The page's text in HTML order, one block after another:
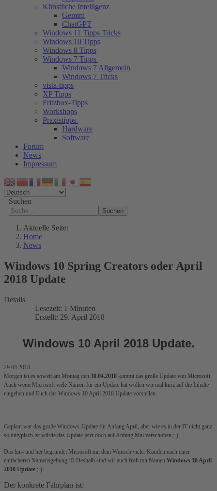
Künstliche Intelligenz
Gemini
ChatGPT
Windows 11 Tipps Tricks
Windows 10 Tipps
Windows 8 Tipps
Windows 7 Tipps
Windows 7 Allgemein
Windows 7 Tricks
vista-tipps
XP Tipps
Fritzbox-Tipps
Workshops
Praxistipps
Hardware
Software
Forum
News
Impressum
Suchen
Suchen
Aktuelle Seite:
Home
News
Windows 10 Spring Creators oder April
2018 Update
Details
Lesezeit: 1 Minuten
Erstellt: 29. April 2018
Windows 10 April 2018 Update.
29.04.2018
Morgen ist es soweit am Montag den 30.04.2018 kommt das große Update von Microsoft.
Auch wenn Microsoft viele Namen für ein Update hat wollen wir mal kurz auf die Inhalte
eingehen und Euch das Windows 10 April 2018 Update vorstellen.
Geplant war das große Windows-Update für Anfang April, aber wie es in der IT nicht ganz
so untypisch ist würde das Update jetzt doch auf Anfang Mai verschoben ;-)
Das hin- und her begründet Microsoft mit dem Wunsch vieler Kunden nach einer
einfacheren Namensgebung :D Deshalb sind wir auch froh mit Namen Windows 10 April
2018 Update ;-)
Der konkrete Fahrplan ist: